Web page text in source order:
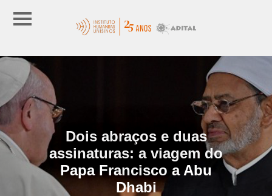
Dois abraços e duas
assinaturas: a viagem do
Papa Francisco a Abu
Dhabi